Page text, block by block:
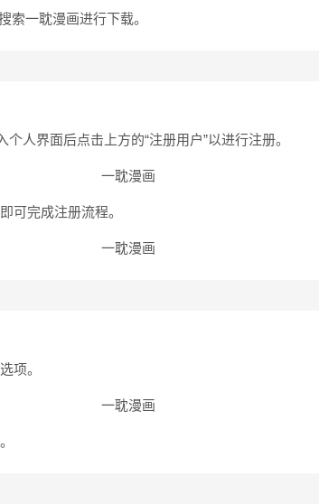
索一耽漫画进行下载。
人界面后点击上方的“注册用户”以进行注册。
可完成注册流程。
项。